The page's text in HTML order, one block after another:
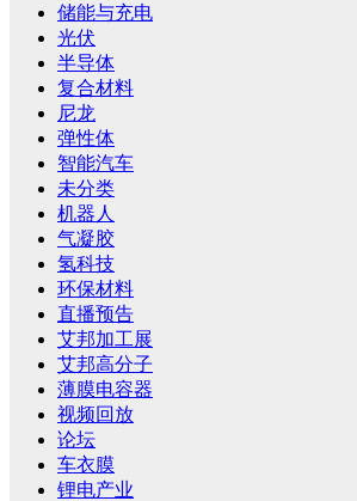
储能与充电
光伏
半导体
复合材料
尼龙
弹性体
智能汽车
未分类
机器人
气凝胶
氢科技
环保材料
直播预告
艾邦加工展
艾邦高分子
薄膜电容器
视频回放
论坛
车衣膜
锂电产业